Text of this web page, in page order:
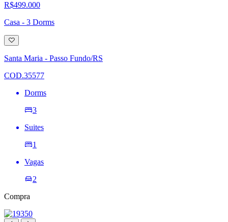
R$499.000
Casa - 3 Dorms
Adicionar
à
lista
de
Santa Maria - Passo Fundo/RS
COD.35577
Dorms
3
Suites
1
Vagas
2
Compra